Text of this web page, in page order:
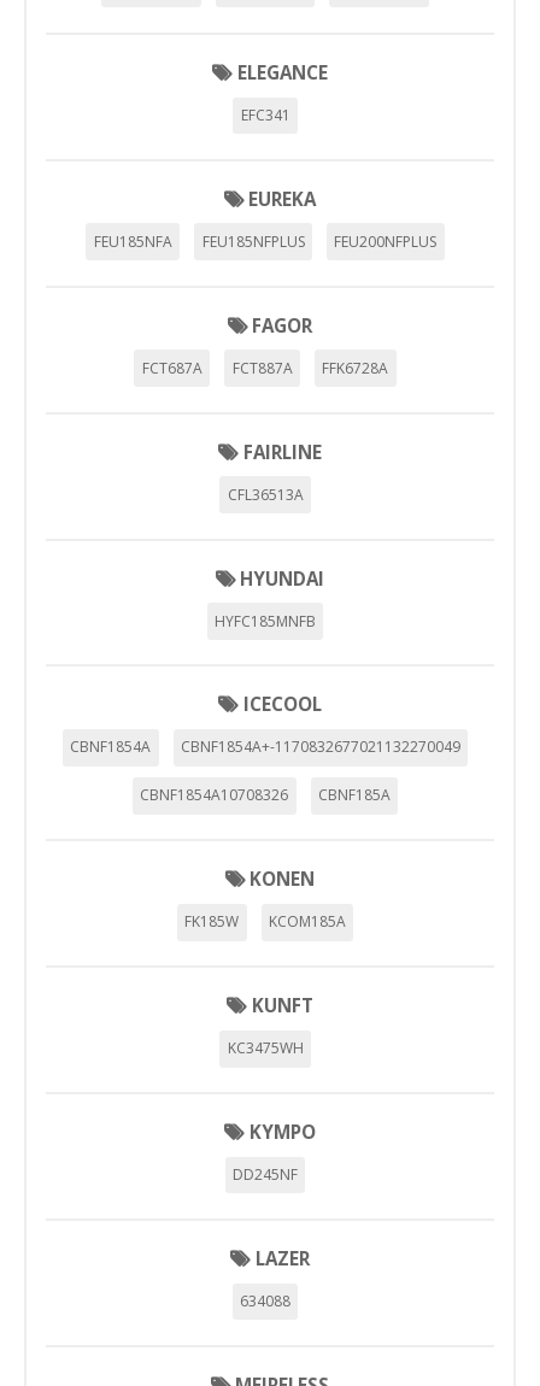
ELEGANCE
EFC341
EUREKA
FEU185NFA FEU185NFPLUS FEU200NFPLUS
FAGOR
FCT687A FCT887A FFK6728A
FAIRLINE
CFL36513A
HYUNDAI
HYFC185MNFB
ICECOOL
CBNF1854A CBNF1854A+-1170832677021132270049
CBNF1854A10708326 CBNF185A
KONEN
FK185W KCOM185A
KUNFT
KC3475WH
KYMPO
DD245NF
LAZER
634088
CONFIGURACIÓN DE COOKIES
funcione y no se pueden desactivar en nuestros sistemas.
información de identificación personal.
Cookies Utilizadas:
Estas cookies nos permiten contar las visitas y fuentes de
Toda la información que recogen estas cookies es